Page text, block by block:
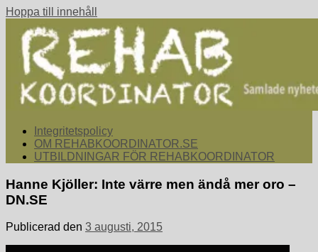
Hoppa till innehåll
rehabkoordinator.se
Samlade nyheter för dig som arbetar med att koordinera och
samordna rehabiliterande åtgärder för återgång i arbete.
Integritetspolicy
OM REHABKOORDINATOR.SE
UTBILDNINGAR FÖR REHABKOORDINATOR
Hanne Kjöller: Inte värre men ändå mer oro –
DN.SE
Publicerad den 3 augusti, 2015